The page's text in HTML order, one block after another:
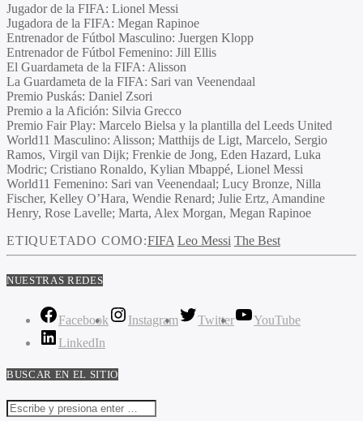
Jugador de la FIFA: Lionel Messi
Jugadora de la FIFA: Megan Rapinoe
Entrenador de Fútbol Masculino: Juergen Klopp
Entrenador de Fútbol Femenino: Jill Ellis
El Guardameta de la FIFA: Alisson
La Guardameta de la FIFA: Sari van Veenendaal
Premio Puskás: Daniel Zsori
Premio a la Afición: Silvia Grecco
Premio Fair Play: Marcelo Bielsa y la plantilla del Leeds United
World11 Masculino: Alisson; Matthijs de Ligt, Marcelo, Sergio
Ramos, Virgil van Dijk; Frenkie de Jong, Eden Hazard, Luka
Modric; Cristiano Ronaldo, Kylian Mbappé, Lionel Messi
World11 Femenino: Sari van Veenendaal; Lucy Bronze, Nilla
Fischer, Kelley O’Hara, Wendie Renard; Julie Ertz, Amandine
Henry, Rose Lavelle; Marta, Alex Morgan, Megan Rapinoe
ETIQUETADO COMO:FIFA Leo Messi The Best
NUESTRAS REDES
Facebook Instagram Twitter
YouTube
LinkedIn
BUSCAR EN EL SITIO